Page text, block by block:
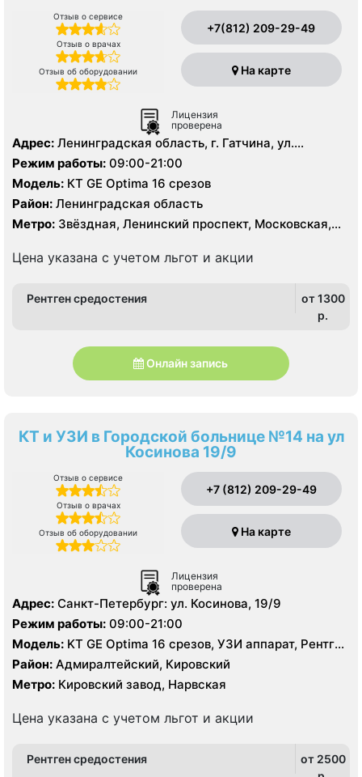
Отзыв о сервисе
Отзыв о врачах
Отзыв об оборудовании
+7(812) 209-29-49
На карте
Лицензия
проверена
Адрес: Ленинградская область, г. Гатчина, ул.
Урицкого д. 1
Режим работы: 09:00-21:00
Модель: КТ GE Optima 16 срезов
Район: Ленинградская область
Метро: Звёздная, Ленинский проспект, Московская,
Цена указана с учетом льгот и акции
Рентген средостения
от 1300
p.
Онлайн запись
КТ и УЗИ в Городской больнице №14 на ул
Косинова 19/9
Отзыв о сервисе
Отзыв о врачах
Отзыв об оборудовании
+7 (812) 209-29-49
На карте
Лицензия
проверена
Адрес: Санкт-Петербург: ул. Косинова, 19/9
Режим работы: 09:00-21:00
Модель: KT GE Optima 16 срезов, УЗИ аппарат, Рентген
аппарат
Район: Адмиралтейский, Кировский
Метро: Кировский завод, Нарвская
Цена указана с учетом льгот и акции
Рентген средостения
от 2500